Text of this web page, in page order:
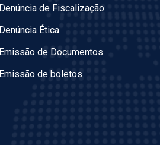
Denúncia de Fiscalização
Denúncia Ética
Emissão de Documentos
Emissão de boletos